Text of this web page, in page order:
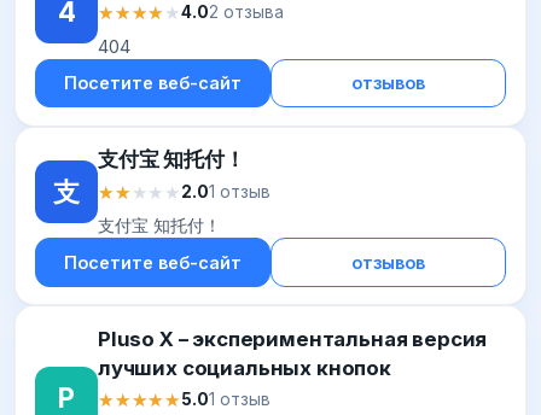
4 ★★★★★
★★★★★4.02 отзыва
404
Посетите веб-сайт
отзывов
支
支付宝 知托付！
★★★★★
★★★★★2.01 отзыв
支付宝 知托付！
Посетите веб-сайт
отзывов
P
Pluso X – экспериментальная версия
лучших социальных кнопок
★★★★★
★★★★★5.01 отзыв